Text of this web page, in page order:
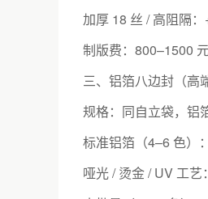
加厚 18 丝 / 高阻隔
制版费：800–1500 元
三、铝箔八边封（高
规格：同自立袋，铝
标准铝箔（4–6 色）
哑光 / 烫金 / UV 工艺